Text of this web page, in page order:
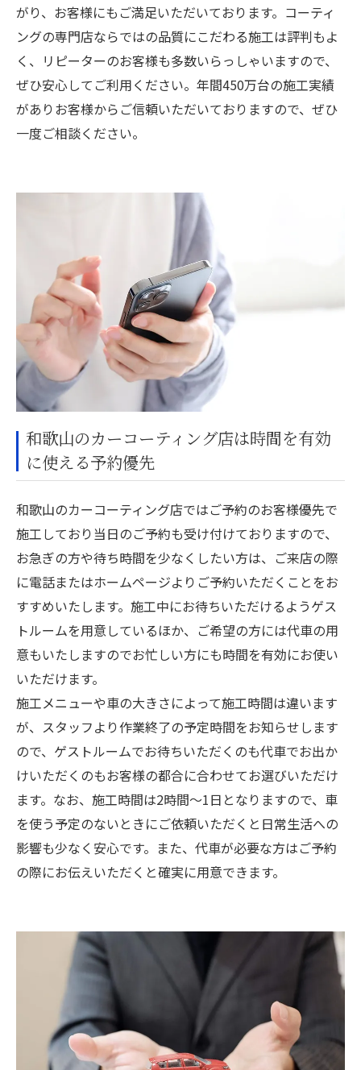
がり、お客様にもご満足いただいております。コーティ
ングの専門店ならではの品質にこだわる施工は評判もよ
く、リピーターのお客様も多数いらっしゃいますので、
ぜひ安心してご利用ください。年間450万台の施工実績
がありお客様からご信頼いただいておりますので、ぜひ
一度ご相談ください。
和歌山のカーコーティング店は時間を有効
に使える予約優先
和歌山のカーコーティング店ではご予約のお客様優先で
施工しており当日のご予約も受け付けておりますので、
お急ぎの方や待ち時間を少なくしたい方は、ご来店の際
に電話またはホームページよりご予約いただくことをお
すすめいたします。施工中にお待ちいただけるようゲス
トルームを用意しているほか、ご希望の方には代車の用
意もいたしますのでお忙しい方にも時間を有効にお使い
いただけます。
施工メニューや車の大きさによって施工時間は違います
が、スタッフより作業終了の予定時間をお知らせします
ので、ゲストルームでお待ちいただくのも代車でお出か
けいただくのもお客様の都合に合わせてお選びいただけ
ます。なお、施工時間は2時間～1日となりますので、車
を使う予定のないときにご依頼いただくと日常生活への
影響も少なく安心です。また、代車が必要な方はご予約
の際にお伝えいただくと確実に用意できます。